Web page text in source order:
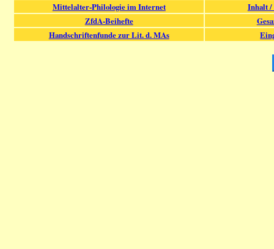
Mittelalter-Philologie im Internet
Inhalt /
ZfdA-Beihefte
Handschriftenfunde zur Lit. d. MAs